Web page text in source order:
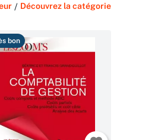
/ Découvrez la catégorie
bon